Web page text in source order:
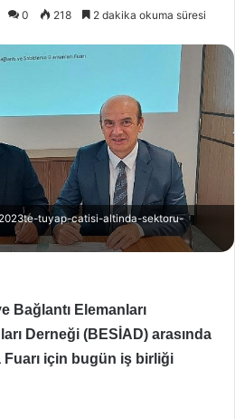
0 218 2 dakika okuma süresi
tuyap-catisi-altinda-sektoru-
Bağlantı Elemanları
Derneği (BESİAD) arasında
için bugün iş birliği